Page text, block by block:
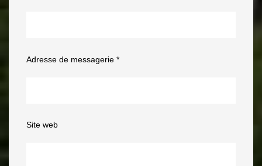
Adresse de messagerie *
Site web